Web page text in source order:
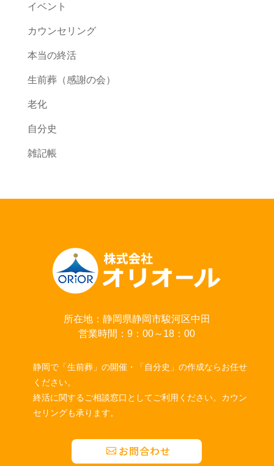
イベント
カウンセリング
本当の終活
生前葬（感謝の会）
老化
自分史
雑記帳
所在地：静岡県静岡市駿河区中田
営業時間：9：00～18：00
静岡で「生前葬」の開催・「自分史」の作成ならお任せ
ください。
終活に関するご相談窓口としてご利用ください。カウン
セリングも承ります。
お問合わせ